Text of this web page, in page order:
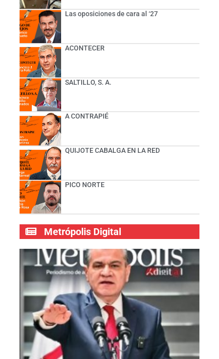
Las oposiciones de cara al ‘27
ACONTECER
SALTILLO, S. A.
A CONTRAPIÉ
QUIJOTE CABALGA EN LA RED
PICO NORTE
Metrópolis Digital